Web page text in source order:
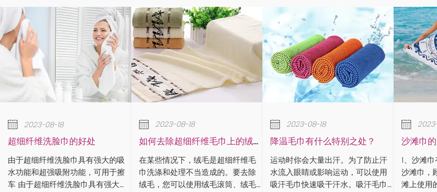
吸
擦
的
2023-08-18
如何去除超细纤维毛巾上的绒毛？
在某些情况下，绒毛是超细纤维毛
巾洗涤和处理不当造成的。要去除
绒毛，您可以使用绒毛滚筒、绒毛
2023-08-18
降温毛巾有什么特别之处？
运动时你会大量出汗。为了防止汗
水流入眼睛或影响运动，可以使用
吸汗毛巾快速吸干汗水。吸汗毛巾
2023-08-18
沙滩巾的用途和类型
1、沙滩巾有什么用： 沙滩巾，又称
沙滩巾，顾名思义，就是沙滩或沙
滩上使用的毛巾。沙滩巾是毛巾的
这
展的倒数 。
年